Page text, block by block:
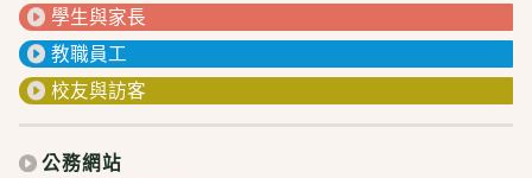
學生與家長
教職員工
校友與訪客
公務網站